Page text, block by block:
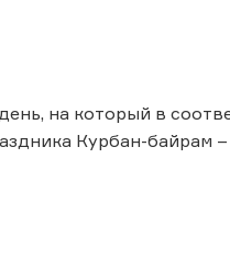
на который в
Курбан-байрам